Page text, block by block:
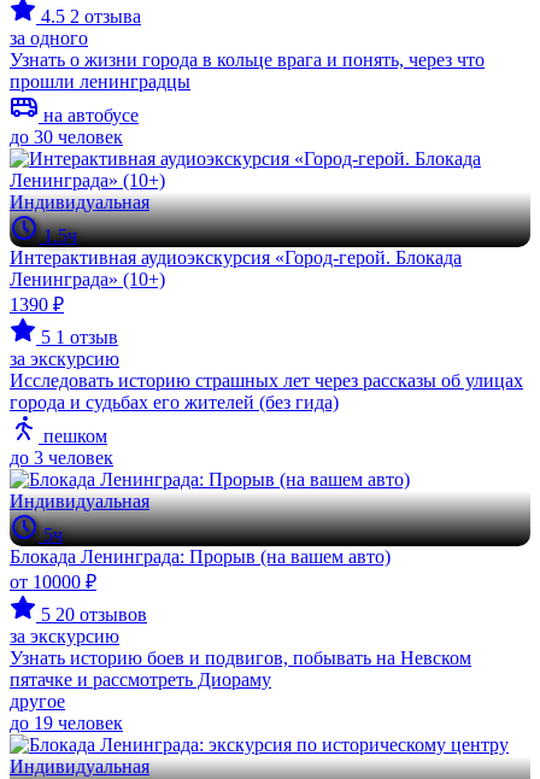
4.5 2 отзыва
за одного
Узнать о жизни города в кольце врага и понять, через что
прошли ленинградцы
на автобусе
до 30 человек
Индивидуальная
1.5ч
Интерактивная аудиоэкскурсия «Город-герой. Блокада
Ленинграда» (10+)
1390 ₽
5 1 отзыв
за экскурсию
Исследовать историю страшных лет через рассказы об улицах
города и судьбах его жителей (без гида)
пешком
до 3 человек
Индивидуальная
5ч
Блокада Ленинграда: Прорыв (на вашем авто)
от 10000 ₽
5 20 отзывов
за экскурсию
Узнать историю боев и подвигов, побывать на Невском
пятачке и рассмотреть Диораму
другое
до 19 человек
Индивидуальная